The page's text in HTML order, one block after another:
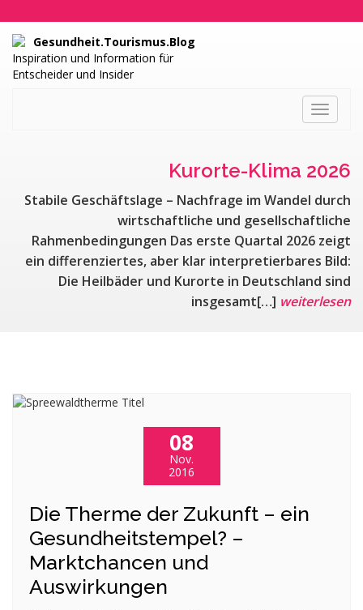
Gesundheit.Tourismus.Blog
Inspiration und Information für
Entscheider und Insider
Toggle
Kurorte-Klima 2026
Stabile Geschäftslage – Nachfrage im Wandel durch
wirtschaftliche und gesellschaftliche
Rahmenbedingungen Das erste Quartal 2026 zeigt
ein differenziertes, aber klar interpretierbares Bild:
Die Heilbäder und Kurorte in Deutschland sind
insgesamt[…] weiterlesen
08
Nov.
2016
Die Therme der Zukunft – ein
Gesundheitstempel? –
Marktchancen und
Auswirkungen